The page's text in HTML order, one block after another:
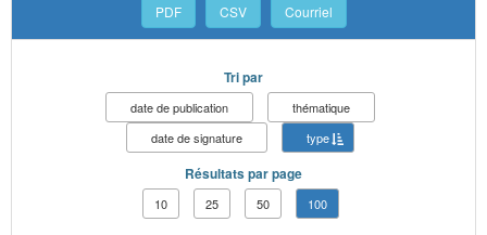
PDF CSV Courriel
Tri par
date de publication
thématique
date de signature
type
Résultats par page
10 25 50 100